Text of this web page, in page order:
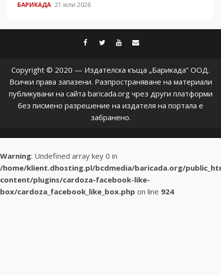
БАРИКАДА 21 юли 2026
facebook
twitter
youtube
Copyright © 2020 — Издателска къща „Барикада” ООД.
Всички права запазени. Разпространяване на материали
публикувани на сайта baricada.org чрез други платформи
без писмено разрешение на издателя на портала е
забранено.
Warning: Undefined array key 0 in
/home/klient.dhosting.pl/bcdmedia/baricada.org/
content/plugins/cardoza-facebook-like-
box/cardoza_facebook_like_box.php on line 924